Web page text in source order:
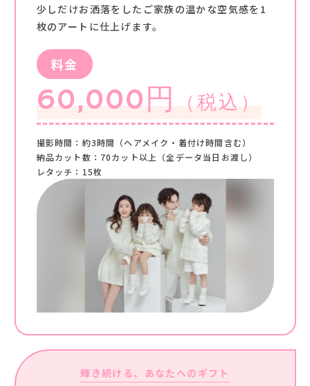
少しだけお洒落をしたご家族の温かな空気感を1
枚のアートに仕上げます。
料金
60,000円 （税込）
撮影時間：約3時間（ヘアメイク・着付け時間含む）
納品カット数：70カット以上（全データ当日お渡し）
レタッチ：15枚
輝き続ける、あなたへのギフト